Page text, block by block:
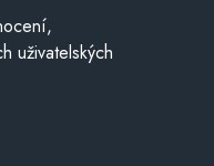
uživatelských